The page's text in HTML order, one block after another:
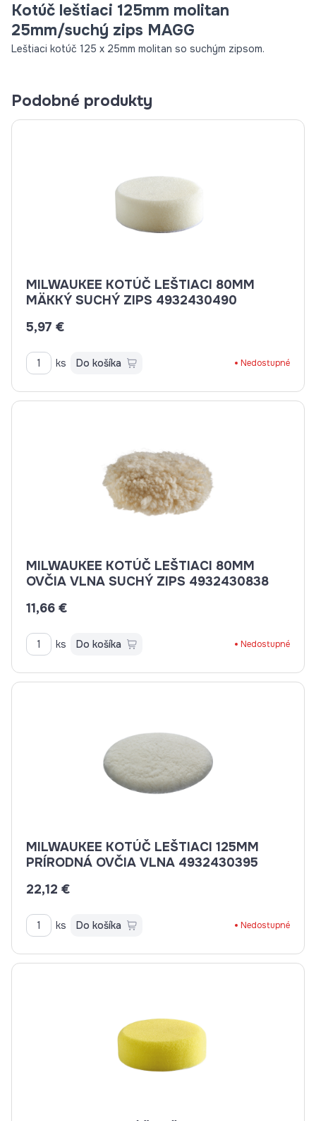
Kotúč leštiaci 125mm molitan
25mm/suchý zips MAGG
Leštiaci kotúč 125 x 25mm molitan so suchým zipsom.
Podobné produkty
MILWAUKEE KOTÚČ LEŠTIACI 80MM
MÄKKÝ SUCHÝ ZIPS 4932430490
5,97 €
ks Do košíka Nedostupné
MILWAUKEE KOTÚČ LEŠTIACI 80MM
OVČIA VLNA SUCHÝ ZIPS 4932430838
11,66 €
ks Do košíka Nedostupné
MILWAUKEE KOTÚČ LEŠTIACI 125MM
PRÍRODNÁ OVČIA VLNA 4932430395
22,12 €
ks Do košíka Nedostupné